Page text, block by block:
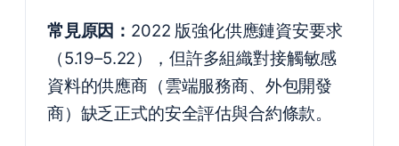
常見原因： 2022 版強化供應鏈資安要求
（5.19–5.22），但許多組織對接觸敏感
資料的供應商（雲端服務商、外包開發
商）缺乏正式的安全評估與合約條款。